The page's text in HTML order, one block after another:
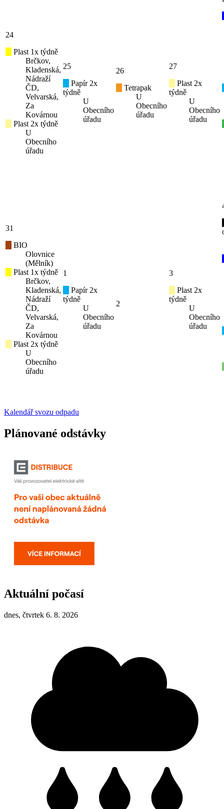
24
Plast 1x týdně
Brčkov,
Kladenská,
Nádraží
ČD,
Velvarská,
Za
Kovárnou
Plast 2x týdně
U
Obecního
úřadu
25
Papír 2x
týdně
U
Obecního
úřadu
26
Tetrapak
U
Obecního
úřadu
27
Plast 2x
týdně
U
Obecního
úřadu
31
BIO
Olovnice
(Mělník)
Plast 1x týdně
Brčkov,
Kladenská,
Nádraží
ČD,
Velvarská,
Za
Kovárnou
Plast 2x týdně
U
Obecního
úřadu
1
Papír 2x
týdně
U
Obecního
úřadu
2
3
Plast 2x
týdně
U
Obecního
úřadu
Kalendář svozu odpadu
Plánované odstávky
Aktuální počasí
dnes, čtvrtek 6. 8. 2026